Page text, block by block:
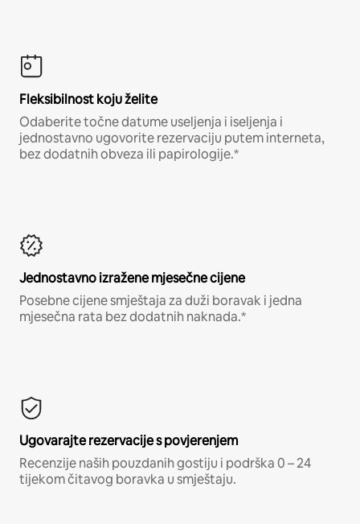
Fleksibilnost koju želite
Odaberite točne datume useljenja i iseljenja i
jednostavno ugovorite rezervaciju putem interneta,
bez dodatnih obveza ili papirologije.*
Jednostavno izražene mjesečne cijene
Posebne cijene smještaja za duži boravak i jedna
mjesečna rata bez dodatnih naknada.*
Ugovarajte rezervacije s povjerenjem
Recenzije naših pouzdanih gostiju i podrška 0 – 24
tijekom čitavog boravka u smještaju.